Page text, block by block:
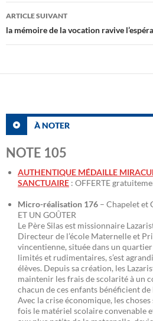
articles
ARTICLE SUIVANT
la mémoire de la vocation ravive
À NOTER
NOTE 105
AUTHENTIQUE MÉDAILLE
SANCTUAIRE : OFFERTE
Micro-réalisation 176 – Chapelet et
ET UN GOÛTER
Le Père Silas est missionnaire
Directeur de l’école Maternelle et
vincentienne, située dans un
limités et rudimentaires, s’est
élèves. Depuis sa création, les
maintenir les frais de scolarité à un
chacun de ces enfants bénéficient
Avec la crise économique, les
fois le matériel scolaire convenable